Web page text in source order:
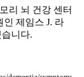
리 뇌 건강 센터
인 제임스 J. 라
습니다.